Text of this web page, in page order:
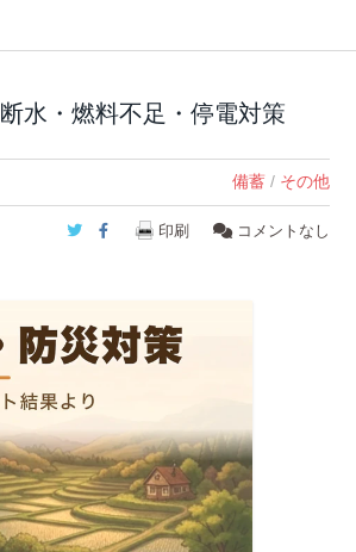
水・燃料不足・停電対策
備蓄/ その他
Twitter
Facebook
印刷 コメントなし